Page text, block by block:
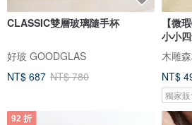
CLASSIC雙層玻璃隨手杯
好玻 GOODGLAS
NT$ 687 NT$ 780
【微
小小
木雕
NT$
獨家販
92 折